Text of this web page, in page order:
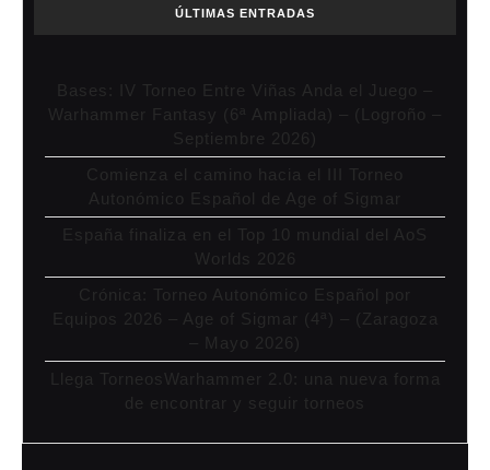
ÚLTIMAS ENTRADAS
Bases: IV Torneo Entre Viñas Anda el Juego –
Warhammer Fantasy (6ª Ampliada) – (Logroño –
Septiembre 2026)
Comienza el camino hacia el III Torneo
Autonómico Español de Age of Sigmar
España finaliza en el Top 10 mundial del AoS
Worlds 2026
Crónica: Torneo Autonómico Español por
Equipos 2026 – Age of Sigmar (4ª) – (Zaragoza
– Mayo 2026)
Llega TorneosWarhammer 2.0: una nueva forma
de encontrar y seguir torneos